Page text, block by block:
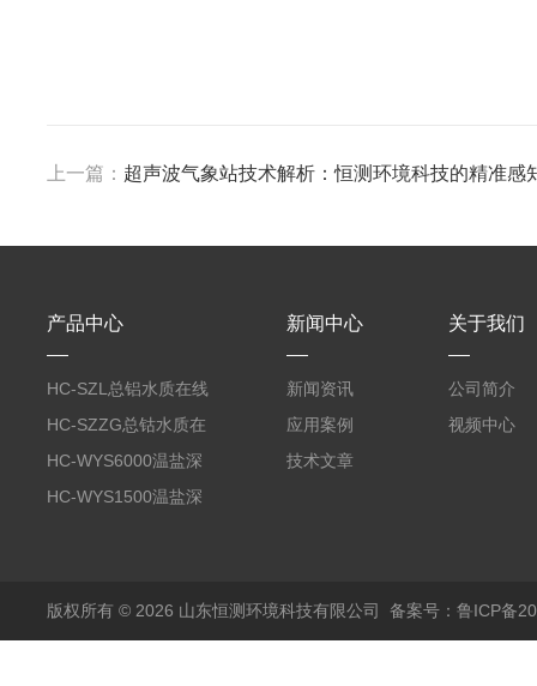
上一篇： 超声波气象站技术解析：恒测环境科技的精准感
产品中心
HC-SZL总铝水质在线
分析仪
HC-SZZG总钴水质在
线分析仪
HC-WYS6000温盐深
分析仪
HC-WYS1500温盐深
新闻中心
新闻资讯
应用案例
技术文章
关于我们
公司简介
视频中心
版权所有 © 2026 山东恒测环境科技有限公司 备案号：鲁ICP备